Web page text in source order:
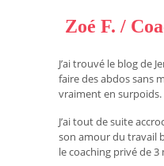
Zoé F. /
J’ai trouvé le blog de
faire des abdos sans
vraiment en surpoids.
J’ai tout de suite
son amour du travail
le coaching privé de 3